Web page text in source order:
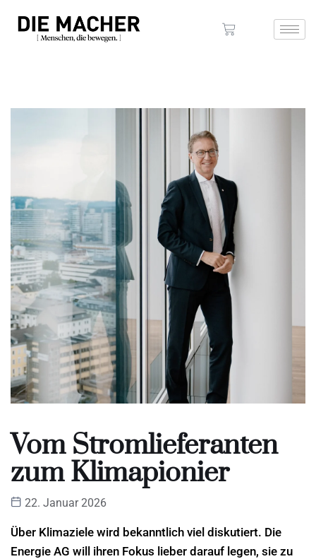
Vom Stromlieferanten
zum Klimapionier
22. Januar 2026
Über Klimaziele wird bekanntlich viel diskutiert. Die
Energie AG will ihren Fokus lieber darauf legen, sie zu